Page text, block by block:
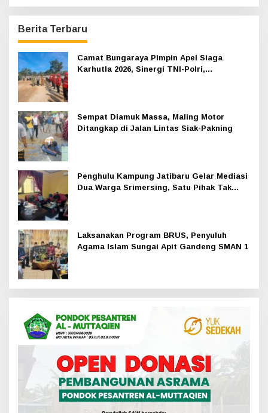
Berita Terbaru
Camat Bungaraya Pimpin Apel Siaga
Karhutla 2026, Sinergi TNI-Polri,
Sempat Diamuk Massa, Maling Motor
Ditangkap di Jalan Lintas Siak-Pakning
Penghulu Kampung Jatibaru Gelar Mediasi
Dua Warga Srimersing, Satu Pihak Tak
Laksanakan Program BRUS, Penyuluh
Agama Islam Sungai Apit Gandeng SMAN 1